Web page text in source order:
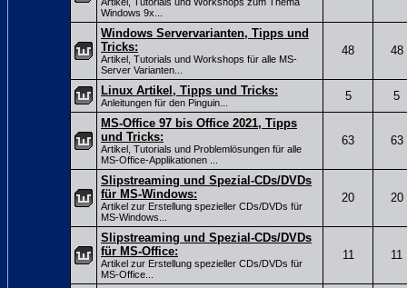
Artikel, Tutorials und Workshops zum Thema
Windows 9x...
Windows Servervarianten, Tipps und
Tricks:
Artikel, Tutorials und Workshops für alle MS-
Server Varianten...
48 48
Linux Artikel, Tipps und Tricks:
Anleitungen für den Pinguin... 5
5
MS-Office 97 bis Office 2021, Tipps
und Tricks:
Artikel, Tutorials und Problemlösungen für alle
MS-Office-Applikationen ...
63 63
Slipstreaming und Spezial-CDs/DVDs
für MS-Windows:
Artikel zur Erstellung spezieller CDs/DVDs für
MS-Windows...
20 20
Slipstreaming und Spezial-CDs/DVDs
für MS-Office:
Artikel zur Erstellung spezieller CDs/DVDs für
MS-Office...
11 11